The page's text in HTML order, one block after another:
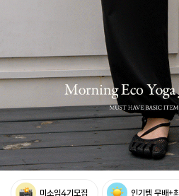
미소임4기모집 인기템 무배+